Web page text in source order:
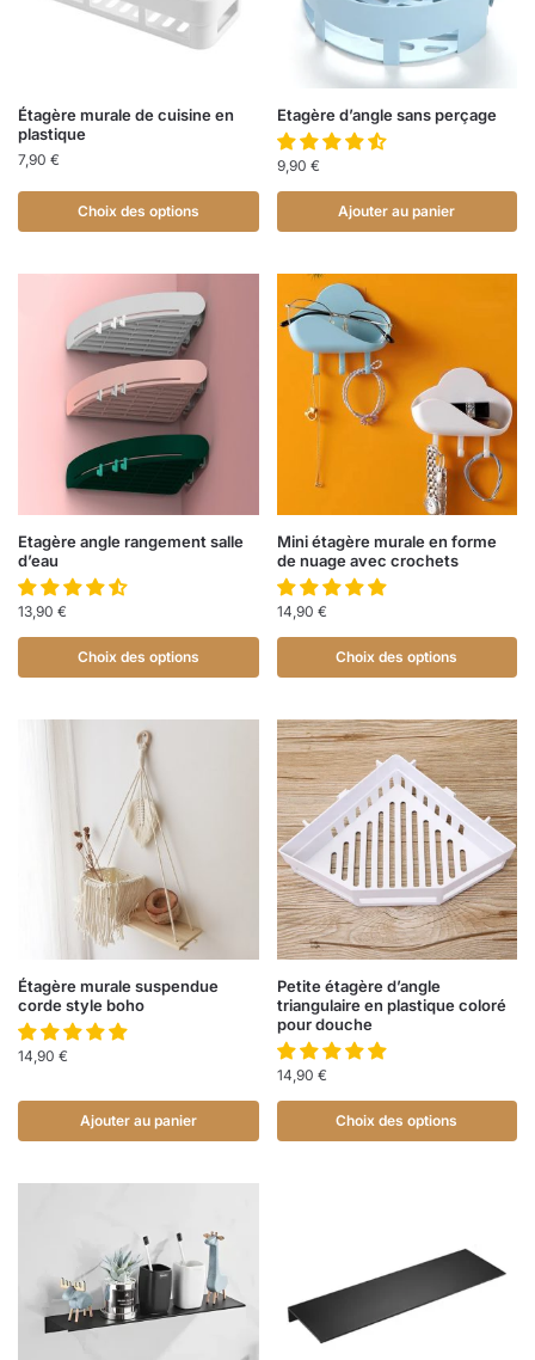
Étagère murale de cuisine en
plastique
7,90 €
Choix des options
Etagère d’angle sans perçage
9,90 €
Ajouter au panier
Etagère angle rangement salle
d’eau
13,90 €
Choix des options
Mini étagère murale en forme
de nuage avec crochets
14,90 €
Choix des options
Étagère murale suspendue
corde style boho
14,90 €
Ajouter au panier
Petite étagère d’angle
triangulaire en plastique coloré
pour douche
14,90 €
Choix des options